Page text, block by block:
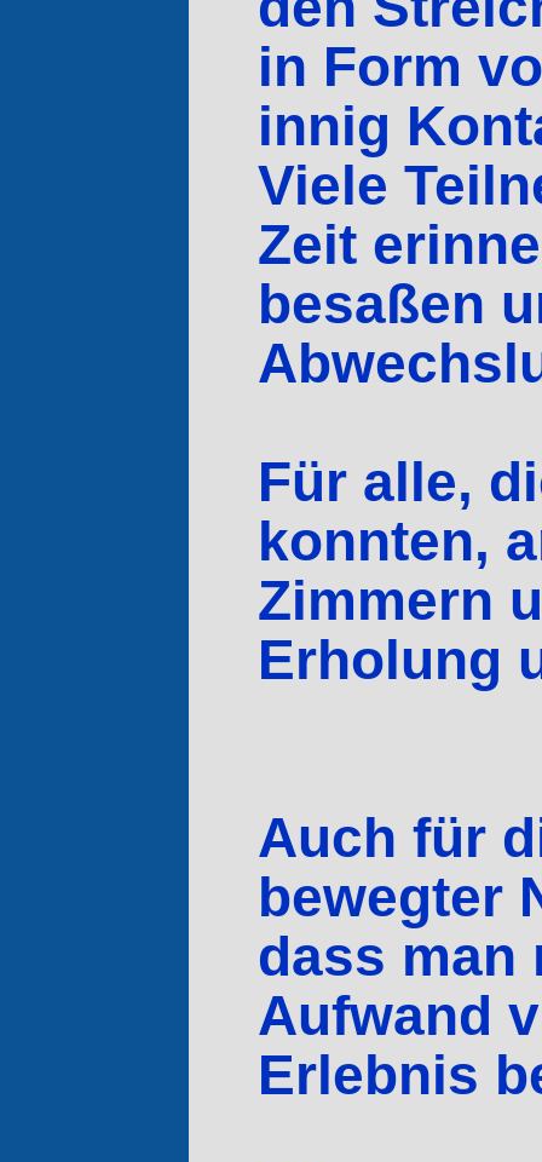
in Form
innig
Viele
Zeit
besaßen
Für alle,
konnten,
Zimmern
Erholung
Auch für
bewegter
dass man
Aufwand
Erlebnis